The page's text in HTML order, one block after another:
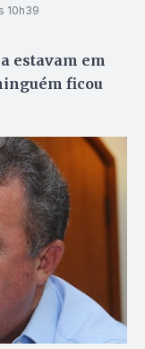
10h39
estavam em
ficou